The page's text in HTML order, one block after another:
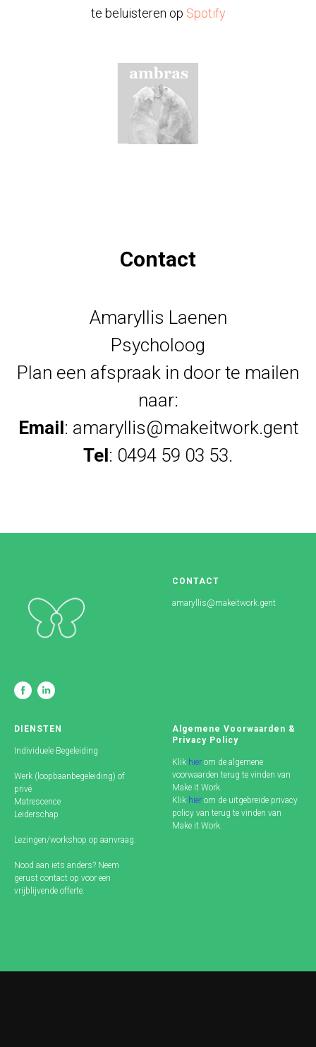
te beluisteren op Spotify
Contact
Amaryllis Laenen
Psycholoog
Plan een afspraak in door te mailen
naar:
Email: amaryllis@makeitwork.gent
Tel: 0494 59 03 53.
CONTACT
amaryllis@makeitwork.gent
DIENSTEN
ndividuele Begeleiding
Werk (loopbaanbegeleiding) of
privé
Matrescence
Leiderschap
Lezingen/workshop op aanvraag.
Nood aan iets anders? Neem
gerust contact op voor een
vrijblijvende offerte.
Algemene Voorwaarden &
Privacy Policy
Klik hier om de algemene
voorwaarden terug te vinden van
Make it Work.
Klik hier om de uitgebreide privacy
policy van terug te vinden van
Make it Work.